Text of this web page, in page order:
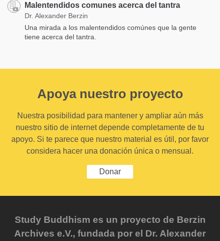
Malentendidos comunes acerca del tantra
Dr. Alexander Berzin
Una mirada a los malentendidos comúnes que la gente
tiene acerca del tantra.
Apoya nuestro proyecto
Nuestra posibilidad para mantener y ampliar aún más
nuestro sitio de internet depende completamente de tu
apoyo. Si te parece que nuestro material es útil, por favor
considera hacer una donación única o mensual.
Donar
Study Buddhism es un proyecto de Berzin
Archives e.V., fundada por el Dr. Alexander